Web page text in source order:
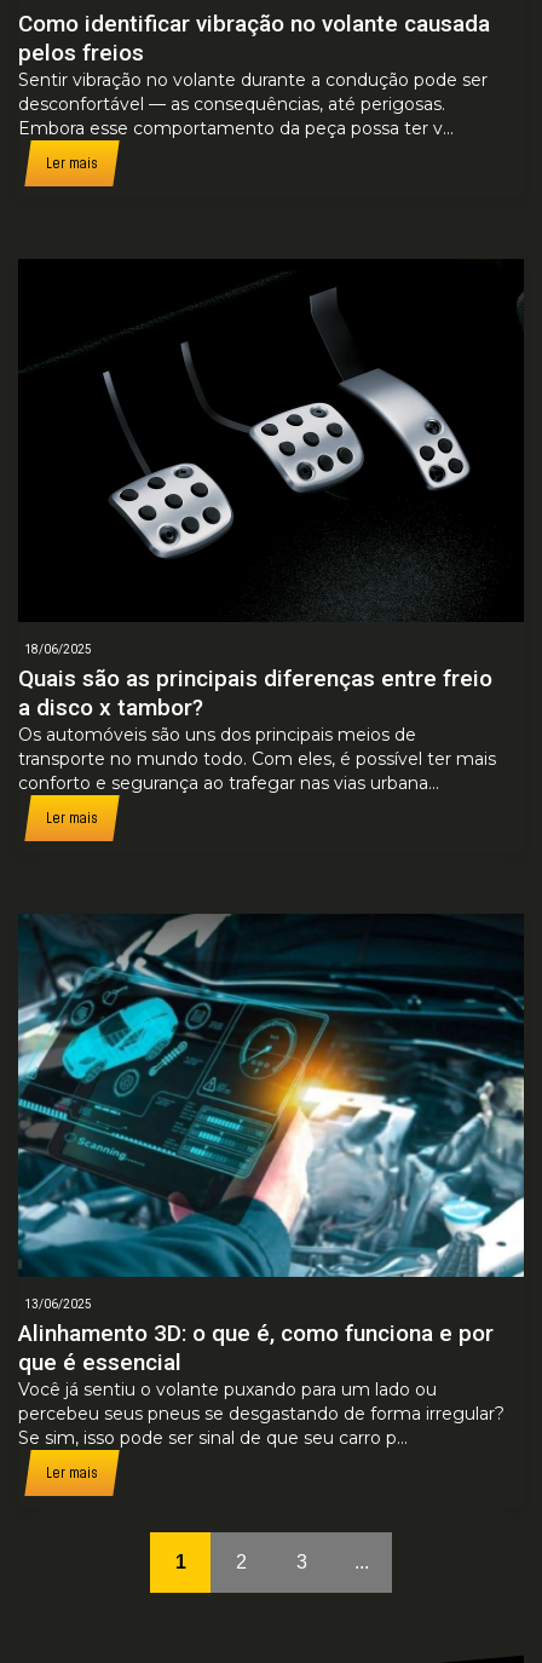
Como identificar vibração no volante causada
pelos freios
Sentir vibração no volante durante a condução pode ser
desconfortável — as consequências, até perigosas.
Embora esse comportamento da peça possa ter v...
Ler mais
18/06/2025
Quais são as principais diferenças entre freio
a disco x tambor?
Os automóveis são uns dos principais meios de
transporte no mundo todo. Com eles, é possível ter mais
conforto e segurança ao trafegar nas vias urbana...
Ler mais
13/06/2025
Alinhamento 3D: o que é, como funciona e por
que é essencial
Você já sentiu o volante puxando para um lado ou
percebeu seus pneus se desgastando de forma irregular?
Se sim, isso pode ser sinal de que seu carro p...
Ler mais
1 2 3 ...